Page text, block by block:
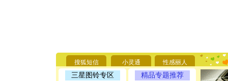
搜狐短信 小灵通 性感丽人
三星图铃专区 精品专题推荐
要平安！
[圣诞节]
能正大光
天都要快